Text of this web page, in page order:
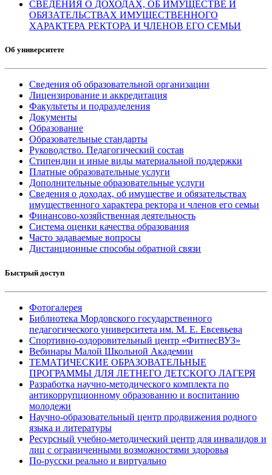
СВЕДЕНИЯ О ДОХОДАХ, ОБ ИМУЩЕСТВЕ И
ОБЯЗАТЕЛЬСТВАХ ИМУЩЕСТВЕННОГО
ХАРАКТЕРА РЕКТОРА И ЧЛЕНОВ ЕГО СЕМЬИ
Об университете
Сведения об образовательной организации
Лицензирование и аккредитация
Факультеты и подразделения
Документы
Образование
Образовательные стандарты
Руководство. Педагогический состав
Стипендии и иные виды материальной поддержки
Платные образовательные услуги
Дополнительные образовательные услуги
Сведения о доходах, об имуществе и обязательствах
имущественного характера ректора и членов его семьи
Финансово-хозяйственная деятельность
Система оценки качества образования
Часто задаваемые вопросы
Дистанционные способы обратной связи
Быстрый доступ
Фотогалерея
Библиотека Мордовского государственного
педагогического университета им. М. Е. Евсевьева
Спортивно-оздоровительный центр «ФитнесВУЗ»
Вебинары Малой Школьной Академии
ТЕМАТИЧЕСКИЕ ОБРАЗОВАТЕЛЬНЫЕ
ПРОГРАММЫ ДЛЯ ЛЕТНЕГО ДЕТСКОГО ЛАГЕРЯ
Разработка научно-методического комплекта по
антикоррупционному образованию и воспитанию
молодежи
Научно-образовательный центр продвижения родного
языка и литературы
Ресурсный учебно-методический центр для инвалидов и
лиц с ограниченными возможностями здоровья
По-русски реально и виртуально